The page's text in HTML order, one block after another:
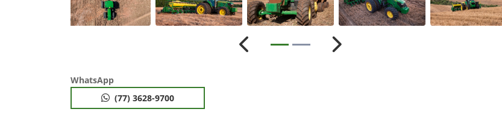
Anterior Próximo
WhatsApp
(77) 3628-9700